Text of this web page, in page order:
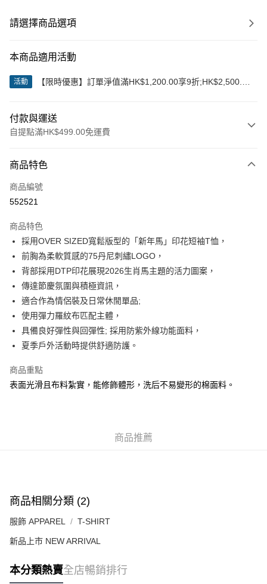
請選擇商品選項
本商品適用活動
活動
【限時優惠】訂單淨值滿HK$1,200.00享9折;HK$2,500.00
付款與運送
自提點滿HK$499.00免運費
信用卡
Apple Pay
AlipayHK
WeChat Pay
送貨方式
每筆HK$50.00，滿HK$499.00或以上免運費
付款後順豐合作便利店
送貨上門免運優惠
商品特色
商品編號
552521
商品特色
採用OVER SIZED寬鬆版型的「新年馬」印花短袖T恤，
前胸為柔軟質感的75丹尼刺繡LOGO，
背部採用DTP印花展現2026生肖馬主題的活力圖案，
傳達節慶氛圍與積極資訊，
適合作為情侶裝及日常休閒單品;
使用彈力羅紋布匹配主體，
具備良好彈性與回彈性; 採用防紫外線功能面料，
夏季戶外活動時提供舒適防護。
商品重點
表面光滑且布料紮實，能修飾體形，洗后不易變形的棉面料。
商品推薦
商品相關分類 (2)
服飾 APPAREL T-SHIRT
新品上市 NEW ARRIVAL
本分類熱賣全店暢銷排行